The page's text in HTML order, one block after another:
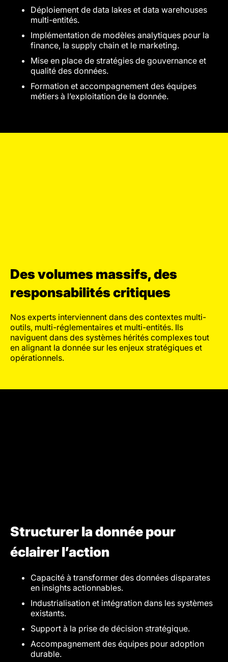
Déploiement de data lakes et data warehouses
multi-entités.
Implémentation de modèles analytiques pour la
finance, la supply chain et le marketing.
Mise en place de stratégies de gouvernance et
qualité des données.
Formation et accompagnement des équipes
métiers à l’exploitation de la donnée.
Des volumes massifs, des
responsabilités critiques
Nos experts interviennent dans des contextes multi-
outils, multi-réglementaires et multi-entités. Ils
naviguent dans des systèmes hérités complexes tout
en alignant la donnée sur les enjeux stratégiques et
opérationnels.
Structurer la donnée pour
éclairer l’action
Capacité à transformer des données disparates
en insights actionnables.
Industrialisation et intégration dans les systèmes
existants.
Support à la prise de décision stratégique.
Accompagnement des équipes pour adoption
durable.